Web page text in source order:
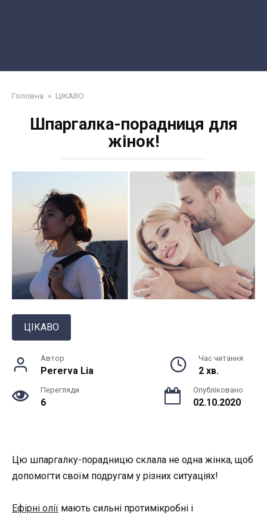
Головна » ЦІКАВО
Шпаргалка-порадниця для
жінок!
ЦІКАВО
Автор
Pererva Lia
Час читання
2 хв.
Перегляди
6
Опубліковано
02.10.2020
Цю шпаргалку-порадницю склала не одна жінка, щоб
допомогти своїм подругам у різних ситуаціях!
Ефірні олії мають сильні протимікробні і